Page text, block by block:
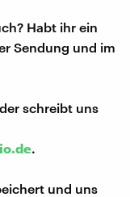
Habt ihr ein
Sendung und im
schreibt uns
.
und uns